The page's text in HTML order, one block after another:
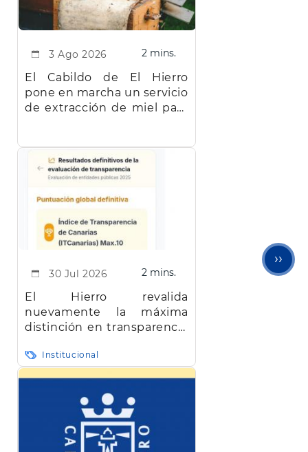
3 Ago 2026 2 mins.
El Cabildo de El Hierro
pone en marcha un servicio
de extracción de miel para
30 Jul 2026 2 mins.
El Hierro revalida
nuevamente la máxima
distinción en transparencia
Institucional
››